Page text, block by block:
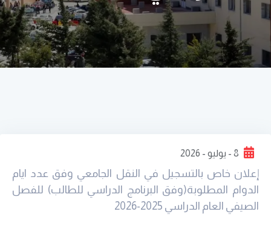
8 - يوليو - 2026
إعلان خاص بالتسجيل في النقل الجامعي وفق عدد ايام
الدوام المطلوبة(وفق البرنامج الدراسي للطالب) للفصل
الصيفي العام الدراسي 2025-2026